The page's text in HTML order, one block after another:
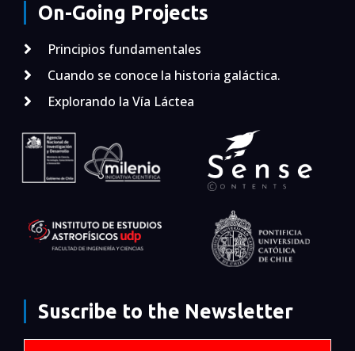
On-Going Projects
Principios fundamentales
Cuando se conoce la historia galáctica.
Explorando la Vía Láctea
Suscribe to the Newsletter